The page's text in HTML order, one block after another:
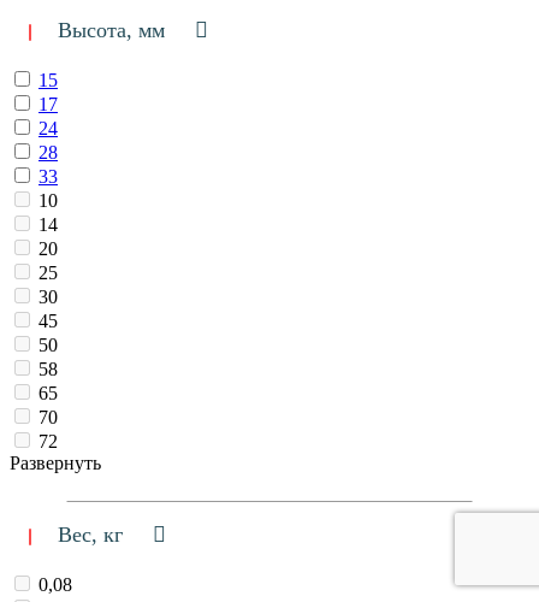
Высота, мм
15
17
24
28
33
10
14
20
25
30
45
50
58
65
70
72
Развернуть
Вес, кг
0,08